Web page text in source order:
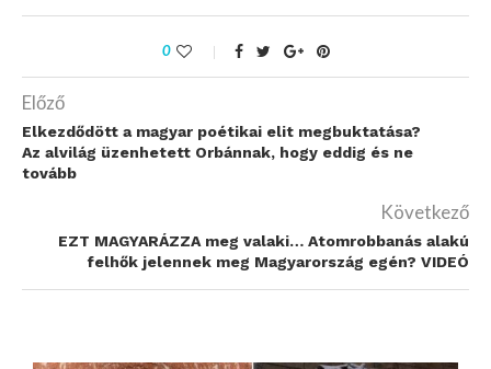
0
Előző
Elkezdődött a magyar poétikai elit megbuktatása?
Az alvilág üzenhetett Orbánnak, hogy eddig és ne
tovább
Következő
EZT MAGYARÁZZA meg valaki… Atomrobbanás alakú
felhők jelennek meg Magyarország egén? VIDEÓ